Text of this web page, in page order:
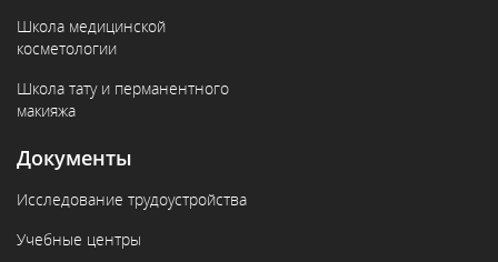
Школа медицинской
косметологии
Школа тату и перманентного
макияжа
Документы
Исследование трудоустройства
Учебные центры